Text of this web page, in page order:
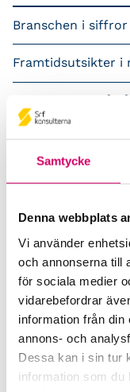
Samtycke
Denna webbplats
Vi använder
och annonserna till
för sociala medier
vidarebefordrar
information från din
annons- och
Dessa kan i sin tur
information som du
Branschen i siffror
Framtidsutsikter i
Prenumerera på
Pressrum
Remisser
Samverkan med
Srf Fokusrapport
företagande
Våra nyhetskanaler
Tidningen